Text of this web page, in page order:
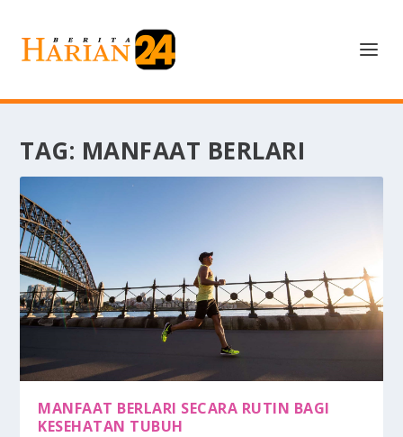
TAG: MANFAAT BERLARI
MANFAAT BERLARI SECARA RUTIN BAGI
KESEHATAN TUBUH